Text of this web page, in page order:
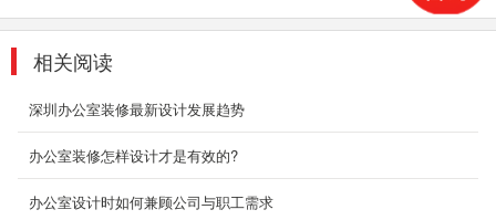
相关阅读
深圳办公室装修最新设计发展趋势
办公室装修怎样设计才是有效的?
办公室设计时如何兼顾公司与职工需求
2018-07-30
在办公室的室内装饰上，同样从地产公司的职业
高品位...